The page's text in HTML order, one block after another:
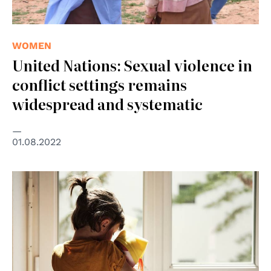
WOMEN
United Nations: Sexual violence in
conflict settings remains
widespread and systematic
01.08.2022